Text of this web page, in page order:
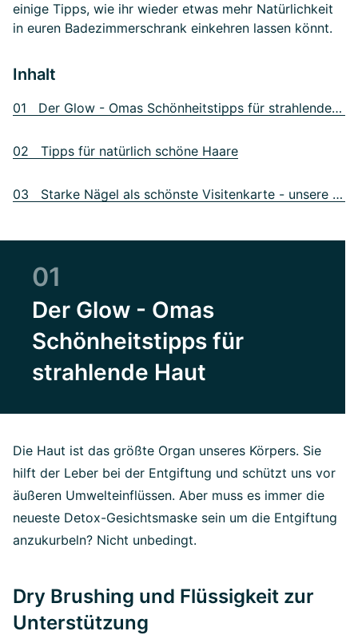
einige Tipps, wie ihr wieder etwas mehr Natürlichkeit
in euren Badezimmerschrank einkehren lassen könnt.
Inhalt
01 Der Glow - Omas Schönheitstipps für strahlende Haut
02 Tipps für natürlich schöne Haare
03 Starke Nägel als schönste Visitenkarte - unsere Tipps
01
Der Glow - Omas
Schönheitstipps für
strahlende Haut
Die Haut ist das größte Organ unseres Körpers. Sie
hilft der Leber bei der Entgiftung und schützt uns vor
äußeren Umwelteinflüssen. Aber muss es immer die
neueste Detox-Gesichtsmaske sein um die Entgiftung
anzukurbeln? Nicht unbedingt.
Dry Brushing und Flüssigkeit zur
Unterstützung